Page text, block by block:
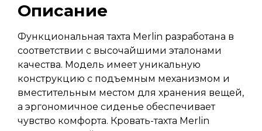
Описание
Функциональная тахта Merlin разработана в
соответствии с высочайшими эталонами
качества. Модель имеет уникальную
конструкцию с подъемным механизмом и
вместительным местом для хранения вещей,
а эргономичное сиденье обеспечивает
чувство комфорта. Кровать-тахта Merlin